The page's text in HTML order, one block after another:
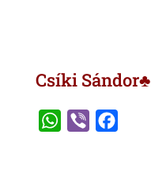
Csíki Sándor♣